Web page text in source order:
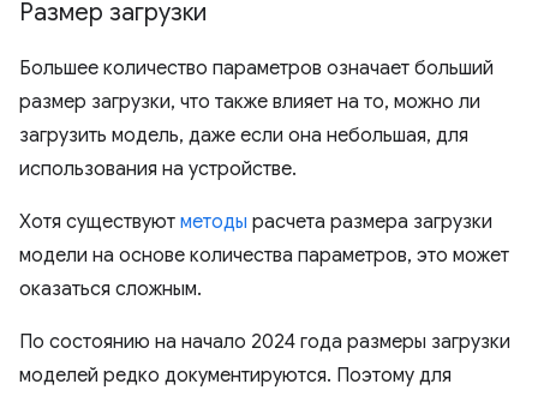
Размер загрузки
Большее количество параметров означает больший
размер загрузки, что также влияет на то, можно ли
загрузить модель, даже если она небольшая, для
использования на устройстве.
Хотя существуют методы расчета размера загрузки
модели на основе количества параметров, это может
оказаться сложным.
По состоянию на начало 2024 года размеры загрузки
моделей редко документируются. Поэтому для